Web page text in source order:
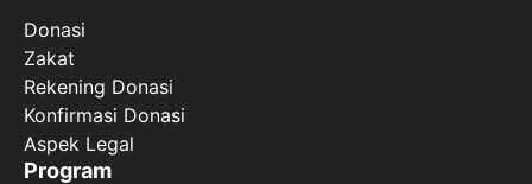
Donasi
Zakat
Rekening Donasi
Konfirmasi Donasi
Aspek Legal
Program